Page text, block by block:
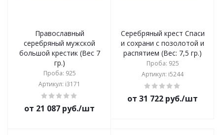
Православный
серебряный мужской
большой крестик (Вес 7
гр.)
Проба: 925
Артикул: i3171
от 21 087 руб./шт
Серебряный крест Спаси
и сохрани с позолотой и
распятием (Вес: 7,5 гр.)
Проба: 925
Артикул: i5244
от 31 722 руб./шт